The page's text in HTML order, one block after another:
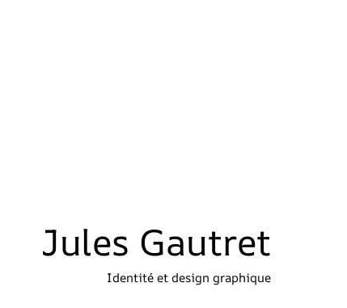
Jules Gautret
Identité et design graphique